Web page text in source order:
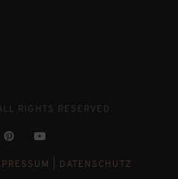
RIGHTS RESERVED
DATENSCHUTZ